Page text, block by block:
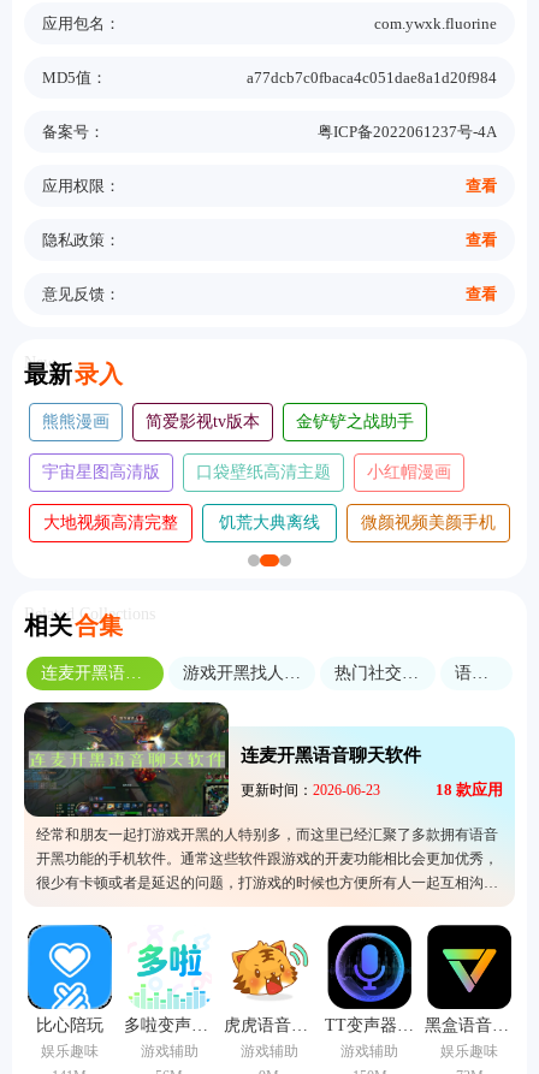
应用包名： com.ywxk.fluorine
MD5值： a77dcb7c0fbaca4c051dae8a1d20f984
备案号： 粤ICP备2022061237号-4A
应用权限： 查看
隐私政策： 查看
意见反馈： 查看
最新录入
New
万象灵动岛 漫小社 松子影视tv版
brmai proccd复古ccd相机 八戒恢复助手手机版
漫阅 次元喵动漫tv版 悦风画质助手
相关合集
Related Collections
连麦开黑语音聊天软件
更新时间： 2026-06-23 18 款应用
经常和朋友一起打游戏开黑的人特别多，而这里已经汇聚了多款拥有语音
开黑功能的手机软件。通常这些软件跟游戏的开麦功能相比会更加优秀，
很少有卡顿或者是延迟的问题，打游戏的时候也方便所有人一起互相沟
通。特别是在玩那些注重团队作战的游戏，真的很需要这种应用来辅助自
己，所以快来选择一个自己喜欢的吧。
比心陪玩
娱乐趣味
游戏辅助
游戏辅助
游戏辅助
黑盒语音中文版
娱乐趣味